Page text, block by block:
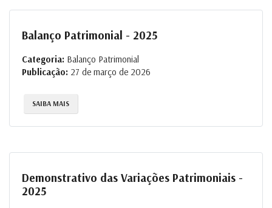
Balanço Patrimonial - 2025
Categoria: Balanço Patrimonial
Publicação: 27 de março de 2026
SAIBA MAIS
Demonstrativo das Variações Patrimoniais -
2025